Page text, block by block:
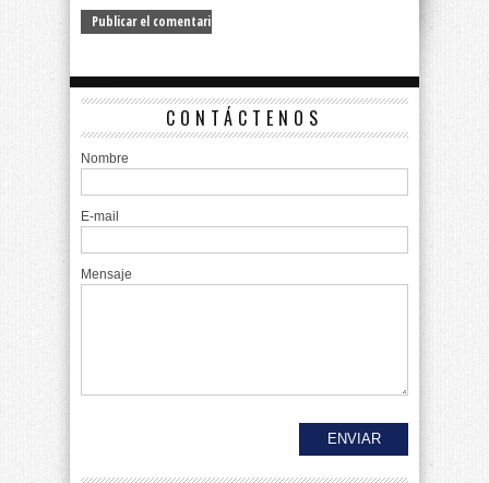
CONTÁCTENOS
Nombre
E-mail
Mensaje